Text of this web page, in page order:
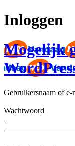
Inloggen
Mogelijk
Gebruikersnaam of e-
Wachtwoord